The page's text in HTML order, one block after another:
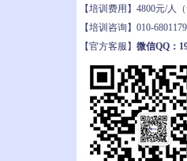
【培训费用】4800元/人
【培训咨询】010-
【官方客服】 微信QQ：